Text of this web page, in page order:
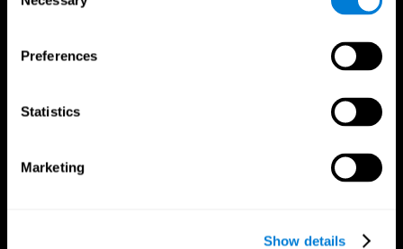
Selection
Preferences
Statistics
Marketing
Show details